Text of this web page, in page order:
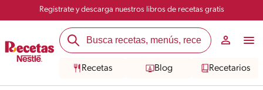
Registrate y descarga nuestros libros de recetas gratis
Recetas Blog Recetarios